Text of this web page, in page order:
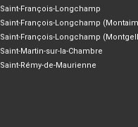
Saint-François-Longchamp
Saint-François-Longchamp
Saint-François-Longchamp
Saint-Martin-sur-la-Chambre
Saint-Rémy-de-Maurienne